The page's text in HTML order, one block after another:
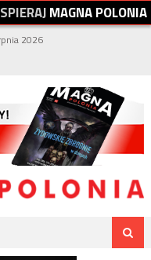
SPIERAJMAGNAPOLONIA
2026